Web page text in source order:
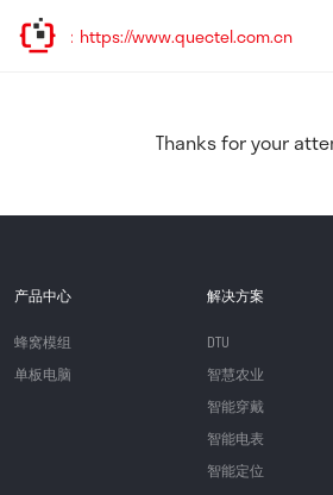
问新址：https://www.quectel.com.cn
Thanks for your
产品中心
蜂窝模组
单板电脑
解决方案
DTU
智慧农业
智能穿戴
智能电表
智能定位